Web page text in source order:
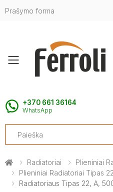
Prašymo forma
Toggle mobile
+370 661 36164
WhatsApp
Search
Radiatoriai
Plieniniai
Plieniniai Radiatoriai Tipas 22
Radiatoriaus Tipas 22, A,